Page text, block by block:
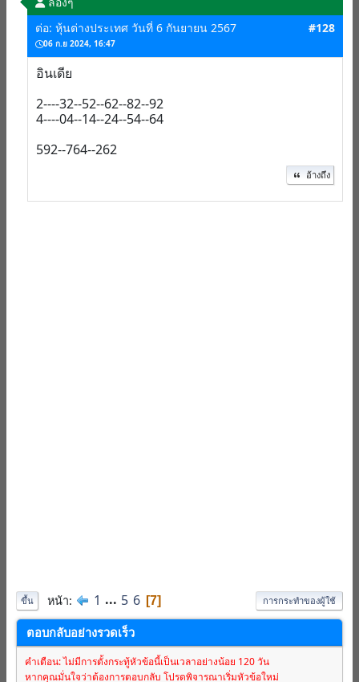
ต่อ: หุ้นต่างประเทศ วันที่ 6 กันยายน 2567
06 ก.ย 2024, 16:47
#128
อินเดีย
2----32--52--62--82--92
4----04--14--24--54--64
592--764--262
อ้างถึง
ขึ้น หน้า 1 ... 5 6 7 การกระทำของผู้ใช้
ตอบกลับอย่างรวดเร็ว
คำเตือน: ไม่มีการตั้งกระทู้หัวข้อนี้เป็นเวลาอย่างน้อย 120 วัน
หากคุณมั่นใจว่าต้องการตอบกลับ โปรดพิจารณาเริ่มหัวข้อใหม่